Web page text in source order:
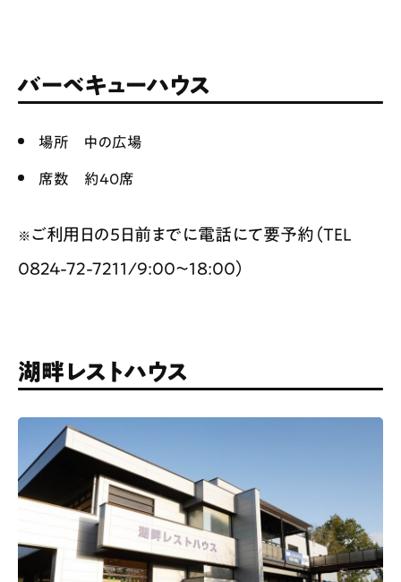
バーベキューハウス
場所 中の広場
席数 約40席
※ ご利用日の5日前までに電話にて要予約（TEL
0824-72-7211/9:00〜18:00）
湖畔レストハウス